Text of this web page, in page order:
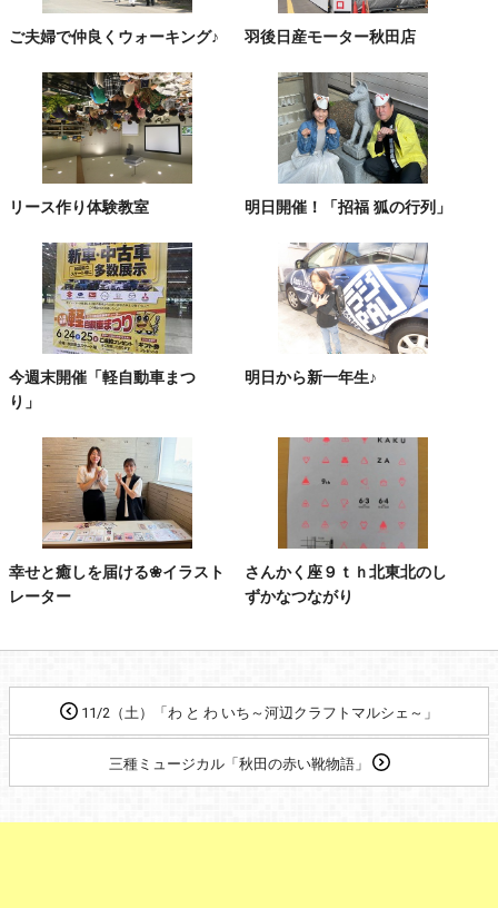
ご夫婦で仲良くウォーキング♪ 羽後日産モーター秋田店
リース作り体験教室 明日開催！「招福 狐の行列」
今週末開催「軽自動車まつ
り」
明日から新一年生♪
幸せと癒しを届ける❀イラスト
レーター
さんかく座９ｔｈ北東北のし
ずかなつながり
11/2（土）「わ と わ いち～河辺クラフトマルシェ～」
三種ミュージカル「秋田の赤い靴物語」